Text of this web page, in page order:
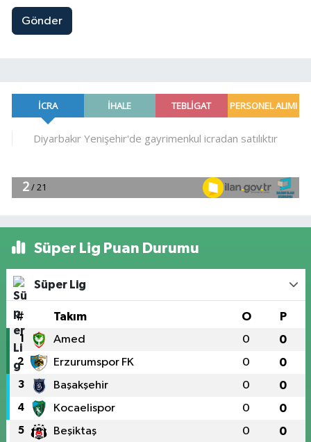
Gönder
Süper Lig Puan Durumu
Süper Lig
# Takım O P
1 Amed 0 0
2 Erzurumspor FK 0 0
3 Başakşehir 0 0
4 Kocaelispor 0 0
5 Beşiktaş 0 0